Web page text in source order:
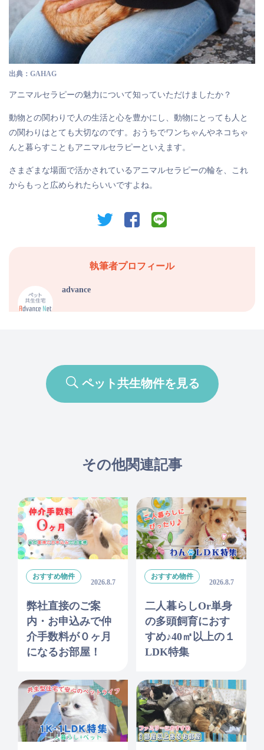
出典：GAHAG
アニマルセラピーの魅力について知っていただけましたか？
動物との関わりで人の生活と心を豊かにし、動物にとっても人と
の関わりはとても大切なのです。おうちでワンちゃんやネコちゃ
んと暮らすこともアニマルセラピーといえます。
さまざまな場面で活かされているアニマルセラピーの輪を、これ
からもっと広められたらいいですよね。
twitter facebook
執筆者プロフィール
advance
ペット共生物件を見る
その他関連記事
おすすめ物件
2026.8.7
弊社直接のご案
内・お申込みで仲
介手数料が０ヶ月
になるお部屋！
おすすめ物件
2026.8.7
二人暮らしor単身
の多頭飼育におす
すめ♪40㎡以上の１
LDK特集